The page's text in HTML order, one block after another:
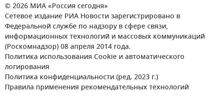
© 2026 МИА «Россия сегодня»
Сетевое издание РИА Новости зарегистрировано в
Федеральной службе по надзору в сфере связи,
информационных технологий и массовых коммуникаций
(Роскомнадзор) 08 апреля 2014 года.
Политика использования Cookie и автоматического
логирования
Политика конфиденциальности (ред. 2023 г.)
Правила применения рекомендательных технологий